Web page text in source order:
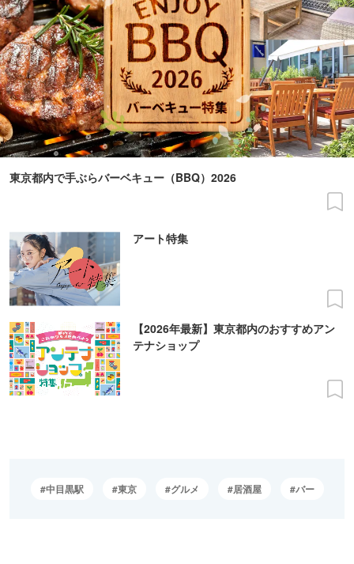
東京都内で手ぶらバーベキュー（BBQ）2026
アート特集
【2026年最新】東京都内のおすすめアン
テナショップ
中目黒駅 東京 グルメ 居酒屋 バー